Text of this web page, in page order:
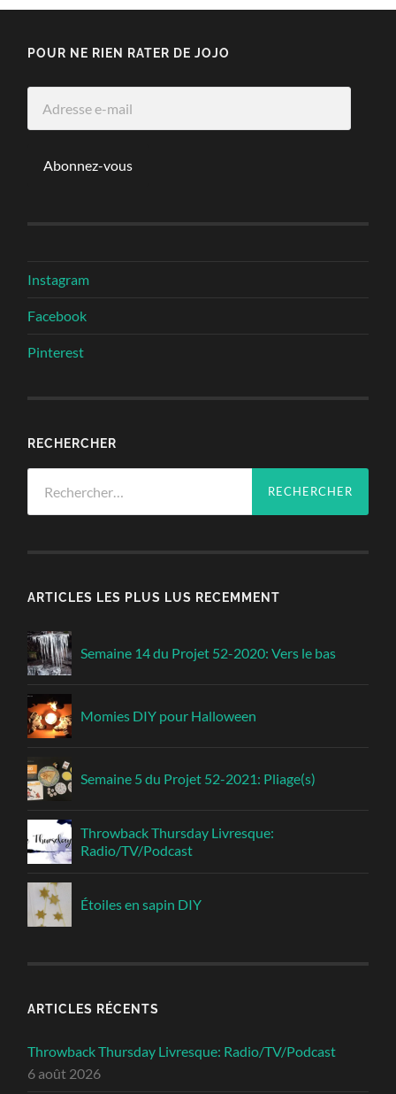
POUR NE RIEN RATER DE JOJO
Abonnez-vous
Instagram
Facebook
Pinterest
RECHERCHER
ARTICLES LES PLUS LUS RECEMMENT
Semaine 14 du Projet 52-2020: Vers le bas
Momies DIY pour Halloween
Semaine 5 du Projet 52-2021: Pliage(s)
Throwback Thursday Livresque:
Radio/TV/Podcast
Étoiles en sapin DIY
ARTICLES RÉCENTS
Throwback Thursday Livresque: Radio/TV/Podcast
6 août 2026